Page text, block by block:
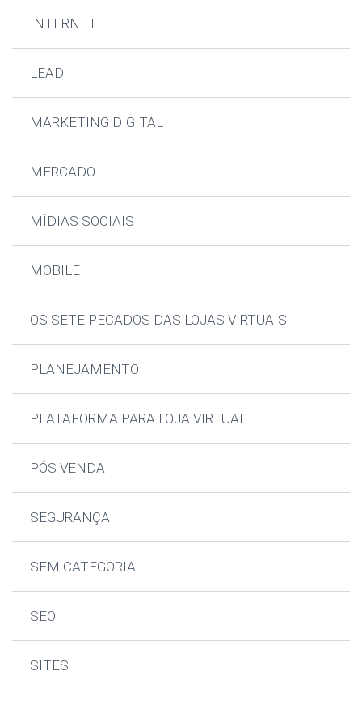
INTERNET
LEAD
MARKETING DIGITAL
MERCADO
MÍDIAS SOCIAIS
MOBILE
OS SETE PECADOS DAS LOJAS VIRTUAIS
PLANEJAMENTO
PLATAFORMA PARA LOJA VIRTUAL
PÓS VENDA
SEGURANÇA
SEM CATEGORIA
SEO
SITES